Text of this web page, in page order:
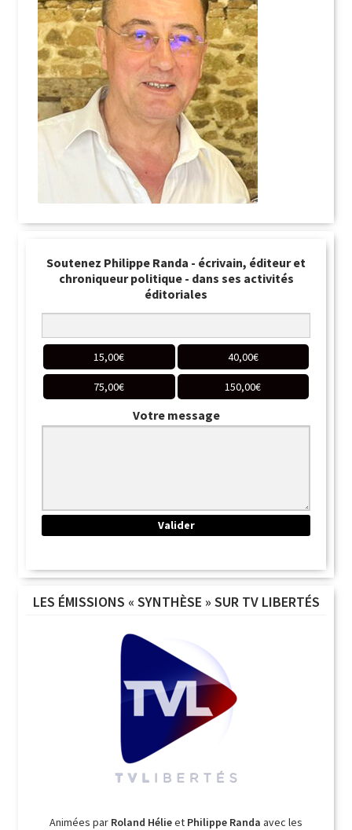
Soutenez Philippe Randa - écrivain, éditeur et
chroniqueur politique - dans ses activités
éditoriales
15,00€ 40,00€
75,00€ 150,00€
Votre message
LES ÉMISSIONS « SYNTHÈSE » SUR TV LIBERTÉS
Animées par Roland Hélieet Philippe Randa avec les